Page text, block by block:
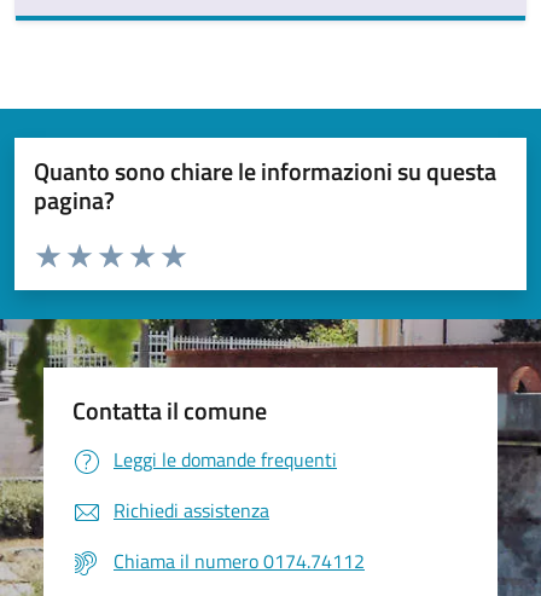
Quanto sono chiare le informazioni su questa
pagina?
Valuta da 1 a 5 stelle la pagina
Valuta 5 stelle su 5
Valuta 4 stelle su 5
Valuta 3 stelle su 5
Valuta 2 stelle su 5
Valuta 1 stelle su 5
Contatta il comune
Leggi le domande frequenti
Richiedi assistenza
Chiama il numero 0174.74112